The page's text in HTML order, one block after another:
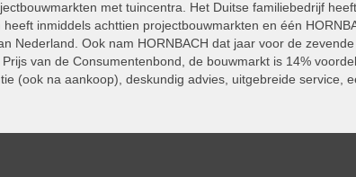
met tuincentra. Het Duitse familiebedrijf
inmiddels achttien projectbouwmarkten en één
Nederland. Ook nam HORNBACH dat jaar voor de
van de Consumentenbond, de bouwmarkt is 14%
(ook na aankoop), deskundig advies, uitgebreide service,